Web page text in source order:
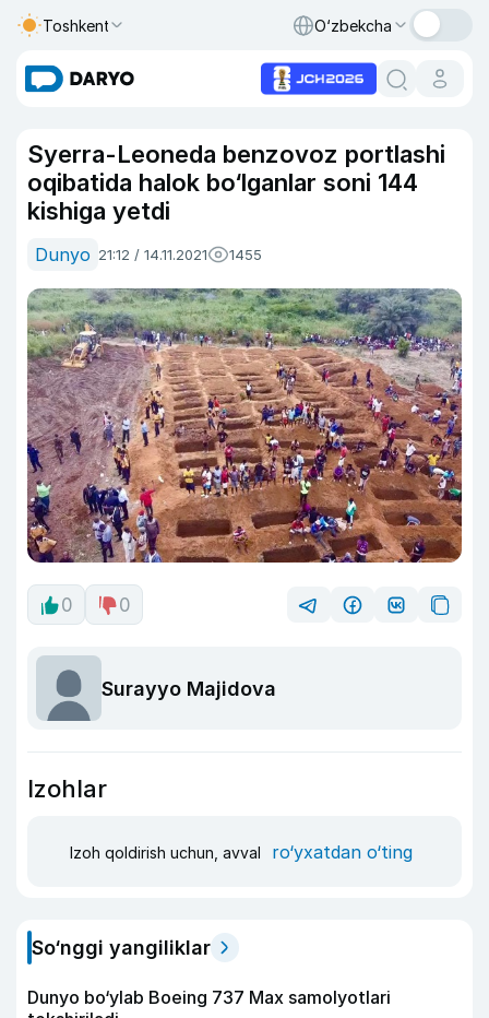
Toshkent O‘zbekcha
Syerra-Leoneda benzovoz portlashi
oqibatida halok bo‘lganlar soni 144
kishiga yetdi
Dunyo 21:12 / 14.11.2021 1455
0 0
Surayyo Majidova
Izohlar
Izoh qoldirish uchun, avval ro‘yxatdan o‘ting
So‘nggi yangiliklar
Dunyo bo‘ylab Boeing 737 Max samolyotlari